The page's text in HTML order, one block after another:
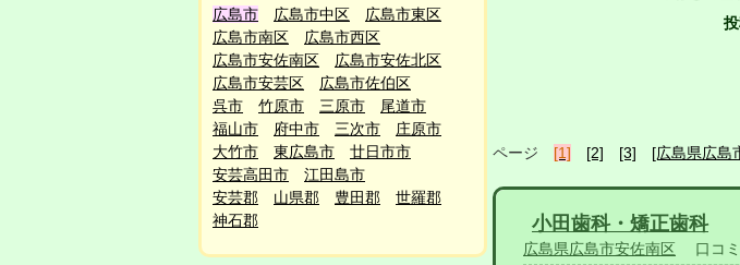
広島市
広島市中区
広島市東区
広島市南区
広島市西区
広島市安佐南区
広島市安佐北区
広島市安芸区
広島市佐伯区
呉市
竹原市 三原市
尾道市
福山市
府中市 三次市
庄原市
大竹市
東広島市
廿日市市
安芸高田市
江田島市
安芸郡
山県郡 豊田郡
世羅郡
神石郡
ページ [1] [2] [3] [広島県広島
小田歯科・矯正歯科
広島県広島市安佐南区 口コミ